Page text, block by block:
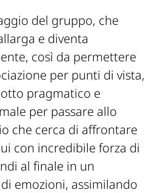
del gruppo, che
e diventa
così da permettere
per punti di vista,
pragmatico e
per passare allo
che cerca di affrontare
con incredibile forza di
al finale in un
emozioni, assimilando